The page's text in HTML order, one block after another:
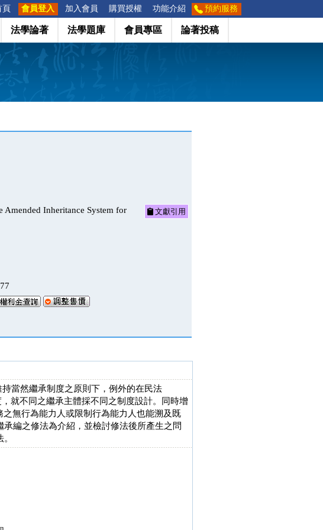
頁 會員登入 加入會員 購買授權 功能介紹 預約服務
法學論著 法學題庫 會員專區 論著投稿
Inheritance System for
文獻引用
當然繼承制度之原則下，例外的在民法
就不同之繼承主體採不同之制度設計。同時增
無行為能力人或限制行為能力人也能溯及既
編之修法為介紹，並檢討修法後所產生之問